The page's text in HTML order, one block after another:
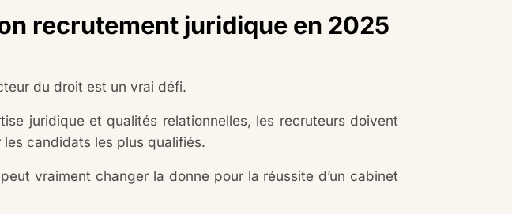
recrutement juridique en 2025
du droit est un vrai défi.
juridique et qualités relationnelles, les recruteurs doivent
candidats les plus qualifiés.
peut vraiment changer la donne pour la réussite d’un cabinet